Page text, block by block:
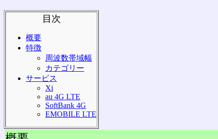
目次
概要
特徴
周波数帯域幅
カテゴリー
サービス
Xi
au 4G LTE
SoftBank 4G
EMOBILE LTE